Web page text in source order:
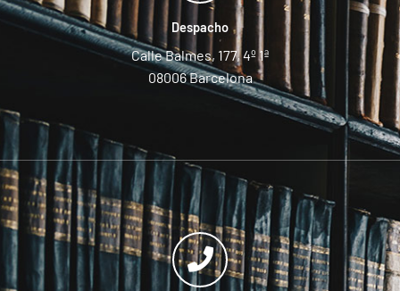
Despacho
Calle Balmes, 177, 4º 1ª
08006 Barcelona